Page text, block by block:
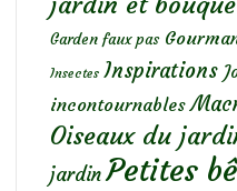
Garden faux pas
Insectes Inspirations
incontournables
Oiseaux du
jardin Petites